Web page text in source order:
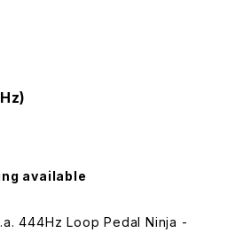
available
444Hz Loop Pedal Ninja -